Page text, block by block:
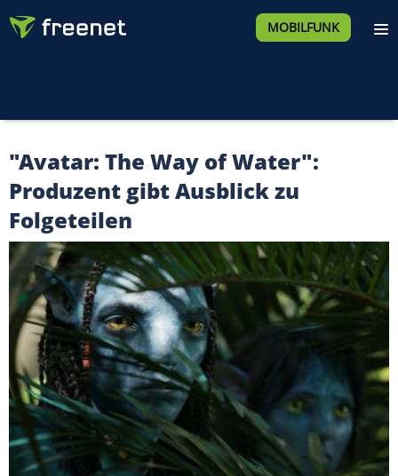
MOBILFUNK
"Avatar: The Way of Water":
Produzent gibt Ausblick zu
Folgeteilen